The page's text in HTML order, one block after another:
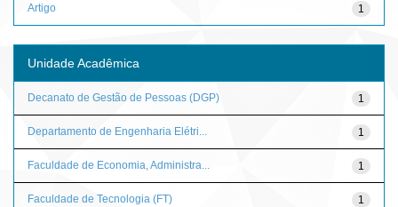
1
Artigo
Unidade Acadêmica
1
Decanato de Gestão de Pessoas (DGP)
1
Departamento de Engenharia Elétri...
1
Faculdade de Economia, Administra...
1
Faculdade de Tecnologia (FT)